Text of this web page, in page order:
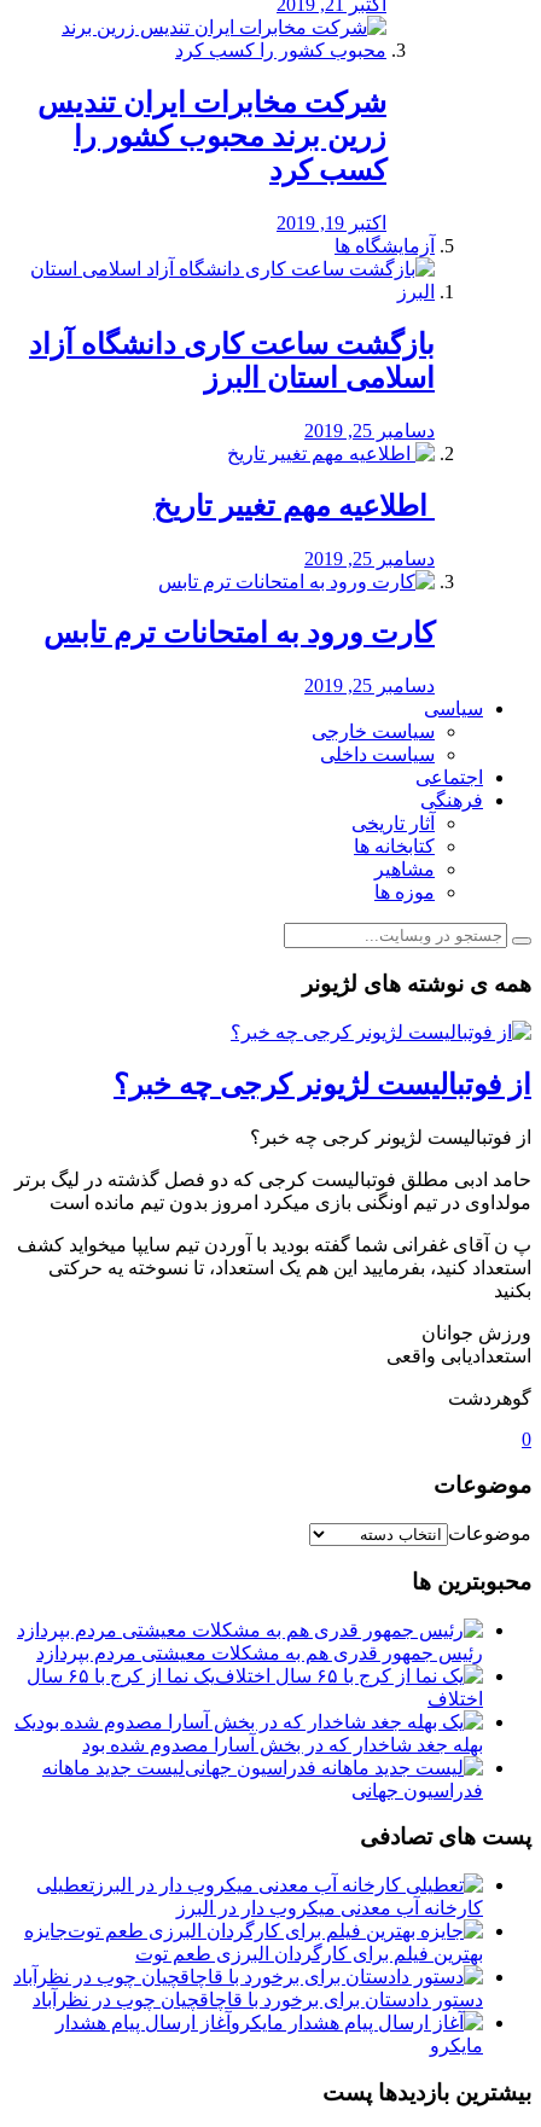
اکتبر 21, 2019
شرکت مخابرات ایران تندیس
زرین برند محبوب کشور را
کسب کرد
اکتبر 19, 2019
آزمایشگاه ها
بازگشت ساعت کاری دانشگاه آزاد
اسلامی استان البرز
دسامبر 25, 2019
️ اطلاعیه مهم تغییر تاریخ
دسامبر 25, 2019
کارت ورود به امتحانات ترم تابس
دسامبر 25, 2019
سیاسی
سیاست خارجی
سیاست داخلی
اجتماعی
فرهنگی
آثار تاریخی
کتابخانه ها
مشاهیر
موزه ها
همه ی نوشته های لژیونر
از فوتبالیست لژیونر کرجی چه خبر؟
از فوتبالیست لژیونر کرجی چه خبر؟
حامد ادبی مطلق فوتبالیست کرجی که دو فصل گذشته در لیگ برتر
مولداوی در تیم اونگنی بازی میکرد امروز بدون تیم مانده است
پ ن آقای غفرانی شما گفته بودید با آوردن تیم سایپا میخواید کشف
استعداد کنید، بفرمایید این هم یک استعداد، تا نسوخته یه حرکتی
بکنید
ورزش جوانان
استعدادیابی واقعی
گوهردشت
0
موضوعات
موضوعات
محبوبترین ها
رئیس جمهور قدری هم به مشکلات معیشتی مردم بپردازد
یک نما از کرج با ۶۵ سال
اختلاف
یک
بهله جغد شاخدار که در بخش آسارا مصدوم شده بود
لیست جدید ماهانه
فدراسیون جهانی
پست های تصادفی
تعطیلی
کارخانه آب معدنی میکروب دار در البرز
جایزه
بهترین فیلم برای کارگردان البرزی طعم توت
دستور دادستان برای برخورد با قاچاقچیان چوب در نظرآباد
آغاز ارسال پیام هشدار
مایکرو
بیشترین بازدیدها پست